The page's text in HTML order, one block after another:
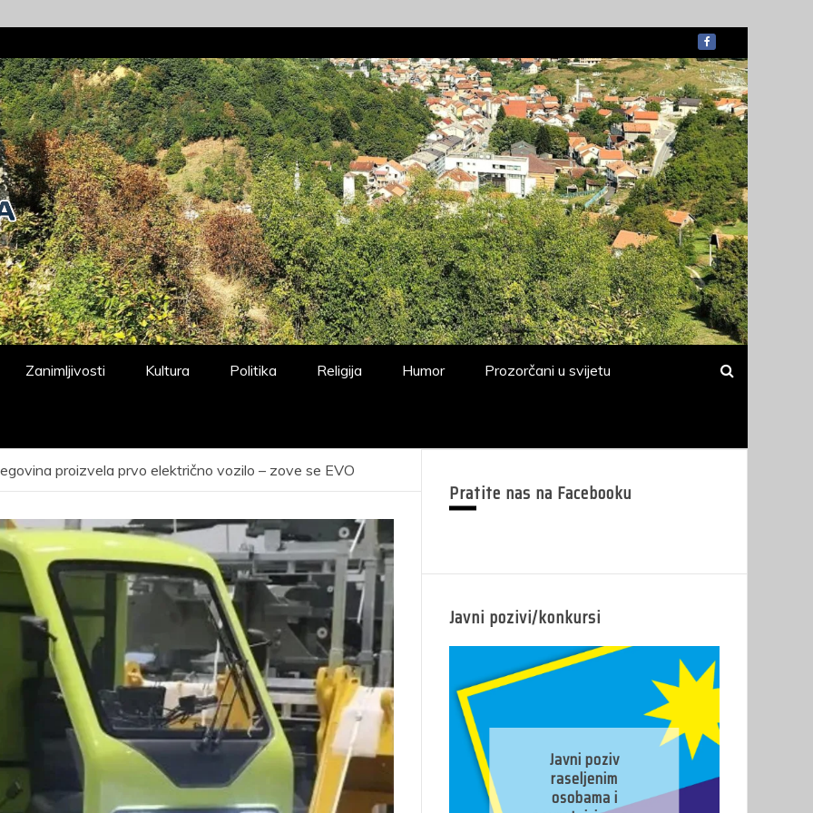
Zanimljivosti Kultura Politika Religija Humor Prozorčani u svijetu
proizvela prvo električno vozilo – zove se EVO
Pratite nas na Facebooku
Javni pozivi/konkursi
KONKURS za
kandidata –
radi obuke i Javni poziv za
odrađivanje
Javni poziv
raseljenim
osobama i